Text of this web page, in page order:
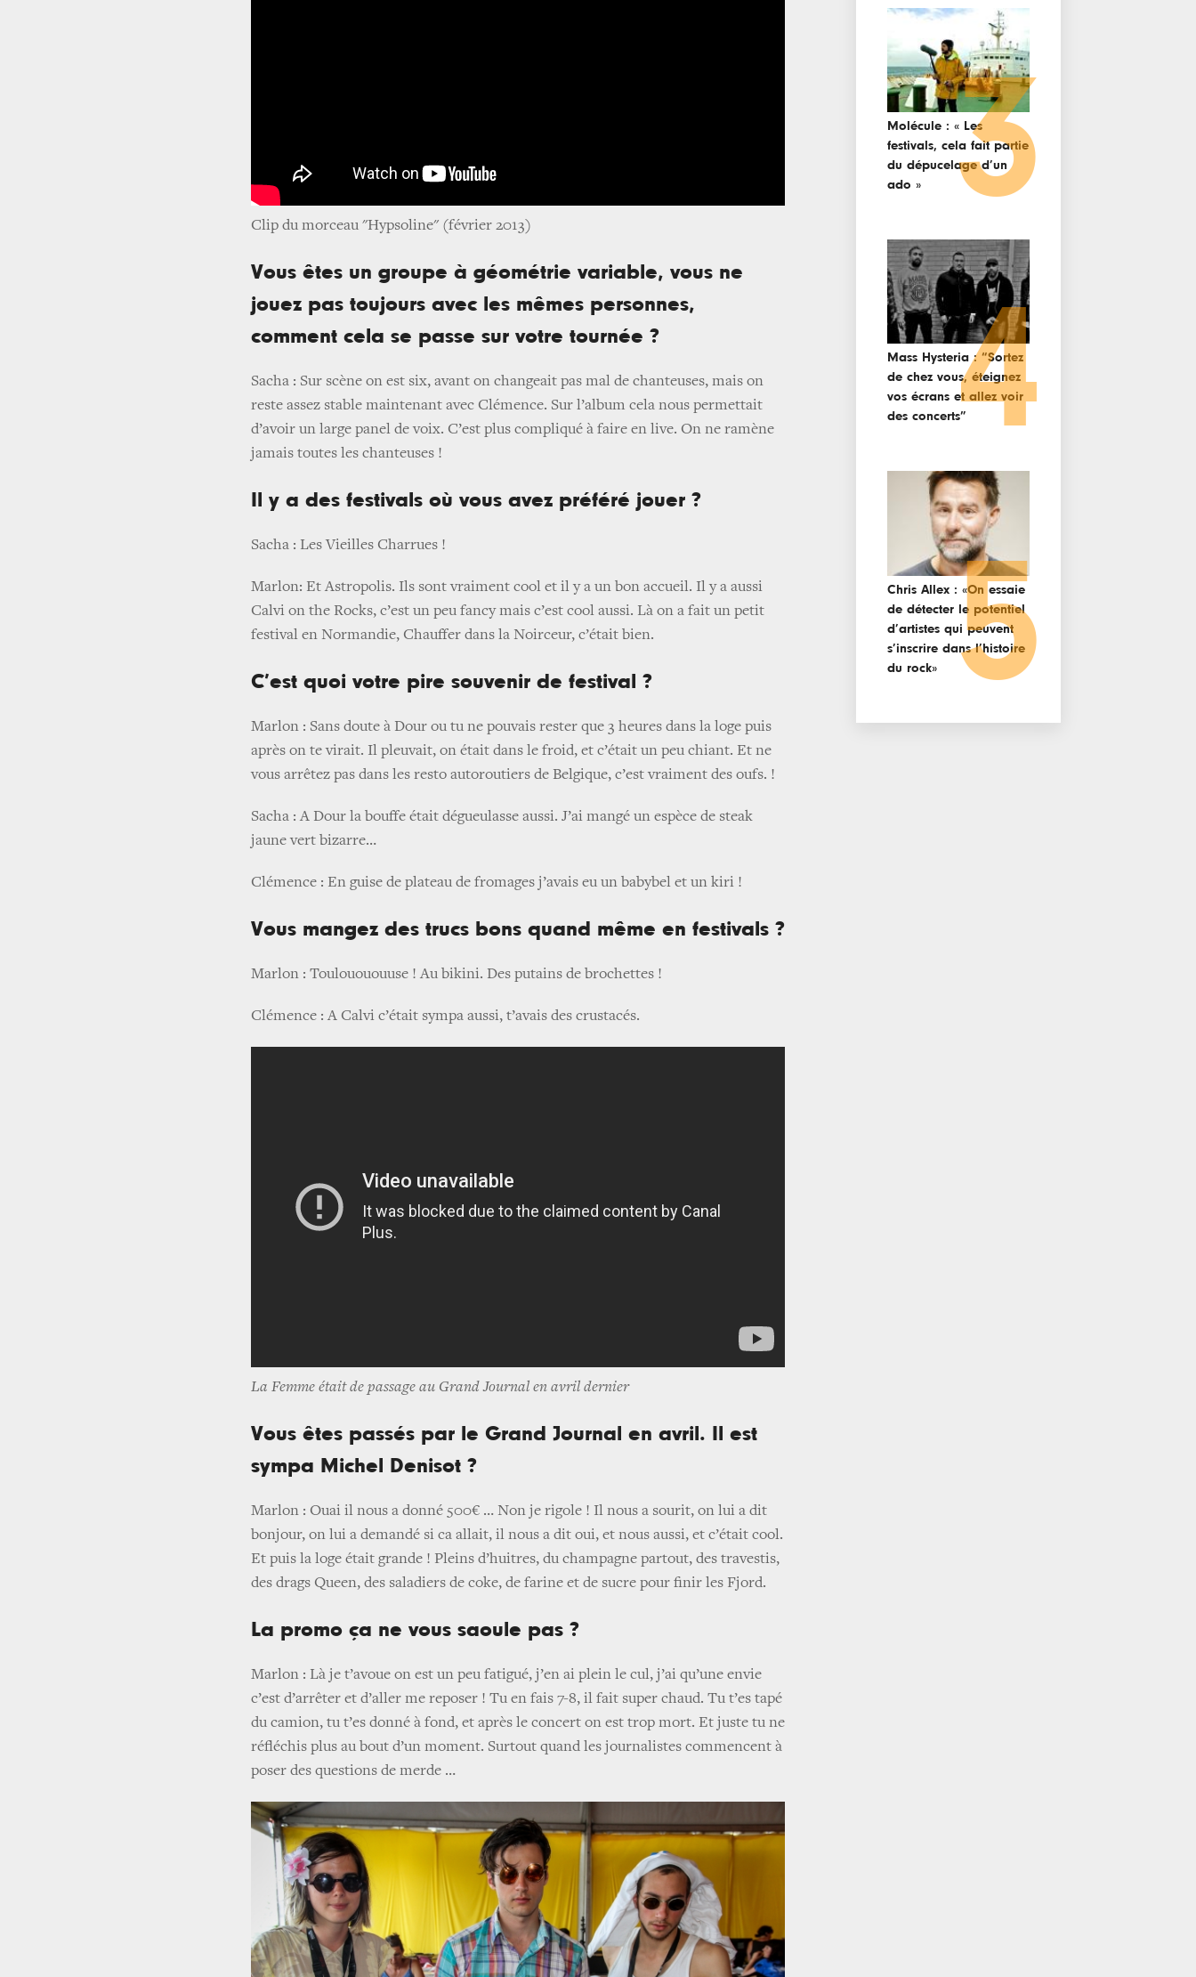
Clip du morceau "Hypsoline" (février 2013)
Vous êtes un groupe à géométrie variable, vous ne
jouez pas toujours avec les mêmes personnes,
comment cela se passe sur votre tournée ?
Sacha : Sur scène on est six, avant on changeait pas mal de chanteuses, mais on
reste assez stable maintenant avec Clémence. Sur l’album cela nous permettait
d’avoir un large panel de voix. C’est plus compliqué à faire en live. On ne ramène
jamais toutes les chanteuses !
Il y a des festivals où vous avez préféré jouer ?
Sacha : Les Vieilles Charrues !
Marlon: Et Astropolis. Ils sont vraiment cool et il y a un bon accueil. Il y a aussi
Calvi on the Rocks, c’est un peu fancy mais c’est cool aussi. Là on a fait un petit
festival en Normandie, Chauffer dans la Noirceur, c’était bien.
C’est quoi votre pire souvenir de festival ?
Marlon : Sans doute à Dour ou tu ne pouvais rester que 3 heures dans la loge puis
après on te virait. Il pleuvait, on était dans le froid, et c’était un peu chiant. Et ne
vous arrêtez pas dans les resto autoroutiers de Belgique, c’est vraiment des oufs. !
Sacha : A Dour la bouffe était dégueulasse aussi. J’ai mangé un espèce de steak
jaune vert bizarre…
Clémence : En guise de plateau de fromages j’avais eu un babybel et un kiri !
Vous mangez des trucs bons quand même en festivals ?
Marlon : Toulouououuse ! Au bikini. Des putains de brochettes !
Clémence : A Calvi c’était sympa aussi, t’avais des crustacés.
La Femme était de passage au Grand Journal en avril dernier
Vous êtes passés par le Grand Journal en avril. Il est
sympa Michel Denisot ?
Marlon : Ouai il nous a donné 500€ … Non je rigole ! Il nous a sourit, on lui a dit
bonjour, on lui a demandé si ca allait, il nous a dit oui, et nous aussi, et c’était cool.
Et puis la loge était grande ! Pleins d’huitres, du champagne partout, des travestis,
des drags Queen, des saladiers de coke, de farine et de sucre pour finir les Fjord.
La promo ça ne vous saoule pas ?
Marlon : Là je t’avoue on est un peu fatigué, j’en ai plein le cul, j’ai qu’une envie
c’est d’arrêter et d’aller me reposer ! Tu en fais 7-8, il fait super chaud. Tu t’es tapé
du camion, tu t’es donné à fond, et après le concert on est trop mort. Et juste tu ne
réfléchis plus au bout d’un moment. Surtout quand les journalistes commencent à
poser des questions de merde …
Molécule : « Les
festivals, cela fait partie
du dépucelage d’un
ado »
3
Mass Hysteria : “Sortez
de chez vous, éteignez
vos écrans et allez voir
des concerts”4
Chris Allex : «On essaie
de détecter le potentiel
d’artistes qui peuvent
s’inscrire dans l’histoire
du rock»
5